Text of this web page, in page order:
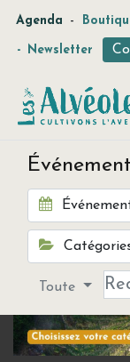
Agenda -
- Newsletter
Toute